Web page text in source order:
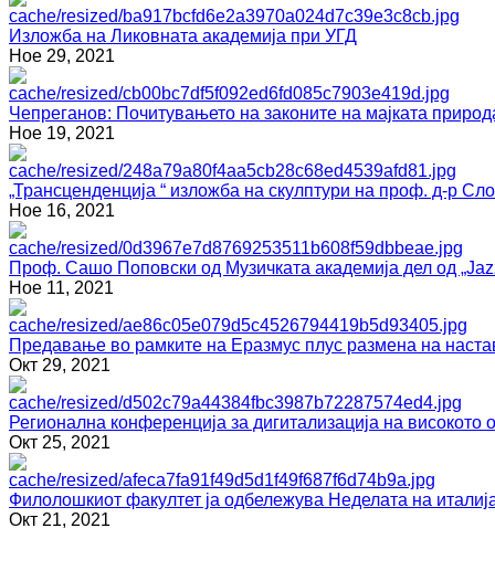
Изложба на Ликовната академија при УГД
Ное 29, 2021
Чепреганов: Почитувањето на законите на мајката
Ное 19, 2021
„Трансценденција “ изложба на скулптури на проф. д-р
Ное 16, 2021
Проф. Сашо Поповски од Музичката академија дел од
Ное 11, 2021
Предавање во рамките на Еразмус плус размена на
Окт 29, 2021
Регионална конференција за дигитализација на високото
Окт 25, 2021
Филолошкиот факултет ја одбележува Неделата на
Окт 21, 2021